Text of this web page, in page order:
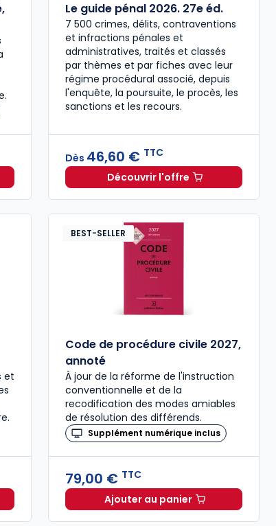
TTCannoté, commenté en ligne à 79,00 € TTC
Le guide pénal 2026. 27e éd.
7 500 crimes, délits, contraventions
et infractions pénales et
administratives, traités et classés
par thèmes et par fiches avec leur
régime procédural associé, depuis
l'enquête, la poursuite, le procès, les
sanctions et les recours.
Dès 46,60 € TTC
Découvrir l'offreLe guide pénal 2026.
€ TTC
et
annoté. Édition limitée à 37,00 € TTC
BEST-SELLER
Code de procédure civile 2027,
annoté
À jour de la réforme de l'instruction
conventionnelle et de la
recodification des modes amiables
de résolution des différends.
Supplément numérique inclus
79,00 € TTC
Ajouter au panierCode de procédure